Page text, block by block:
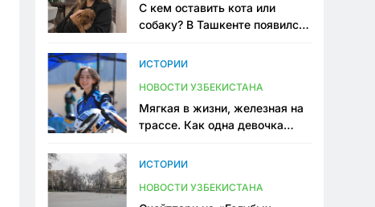
С кем оставить кота или
собаку? В Ташкенте появился
ИСТОРИИ
НОВОСТИ УЗБЕКИСТАНА
Мягкая в жизни, железная на
трассе. Как одна девочка
Узбекистане
ИСТОРИИ
НОВОСТИ УЗБЕКИСТАНА